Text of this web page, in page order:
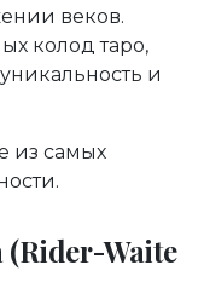
веков.
колод таро,
и
из самых
Waite